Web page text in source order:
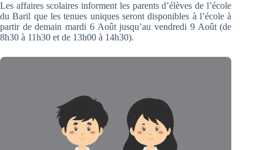
Les affaires scolaires informent les parents d’élèves de l’école
du Baril que les tenues uniques seront disponibles à l’école à
partir de demain mardi 6 Août jusqu’au vendredi 9 Août (de
8h30 à 11h30 et de 13h00 à 14h30).